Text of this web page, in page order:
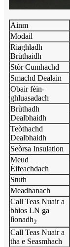
Ainm
Modail
Riaghladh
Brùthaidh
Stòr Cumhachd
Smachd Dealain
Obair fèin-
ghluasadach
Brùthadh
Dealbhaidh
Teòthachd
Dealbhaidh
Seòrsa Insulation
Meud
Èifeachdach
Stuth
Meadhanach
Call Teas Nuair a
bhios LN ga
lìonadh2
Call Teas Nuair a
tha e Seasmhach